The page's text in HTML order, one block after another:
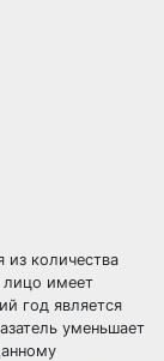
из количества
лицо имеет
год является
уменьшает